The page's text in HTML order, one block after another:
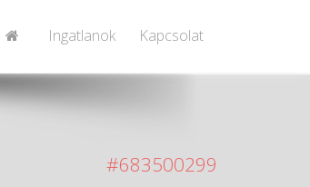
Ingatlanok Kapcsolat
#683500299